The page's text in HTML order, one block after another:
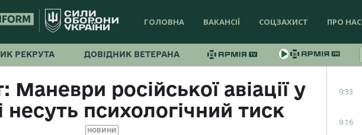
ГОЛОВНА ВАКАНСІЇ СОЦЗАХИСТ ПРО НАС
РЕКРУТА ДОВІДНИК ВЕТЕРАНА
Маневри російської авіації у
несуть психологічний тиск
НОВИНИ
9:33
9:16